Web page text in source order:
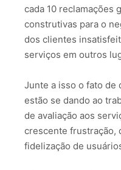
cada 10 reclamações
construtivas para o
dos clientes
serviços em outros
Junte a isso o fato de
estão se dando ao
de avaliação aos
crescente frustração,
fidelização de